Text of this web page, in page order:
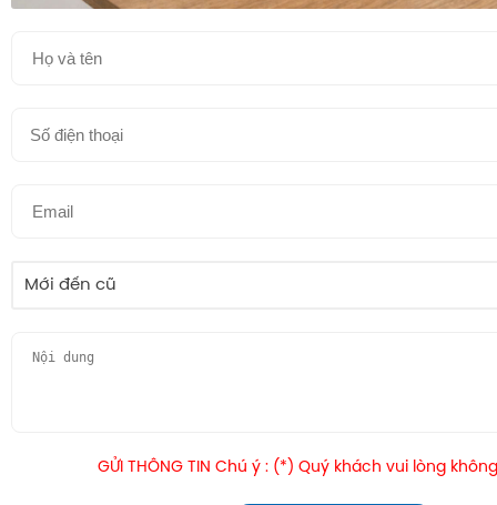
Mới đến cũ
GỬI THÔNG TIN Chú ý : (*) Quý khách vui lòng